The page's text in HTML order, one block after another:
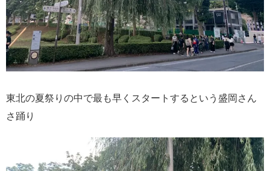
東北の夏祭りの中で最も早くスタートするという盛岡さん
さ踊り